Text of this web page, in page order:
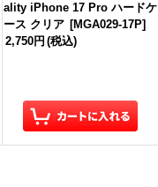
ality iPhone 17 Pro ハードケ
ース クリア [MGA029-17P]
2,750円 (税込)